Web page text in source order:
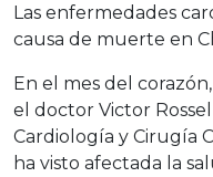
Las enfermedades
causa de muerte en
En el mes del
el doctor Victor
Cardiología y Cirugía
ha visto afectada la